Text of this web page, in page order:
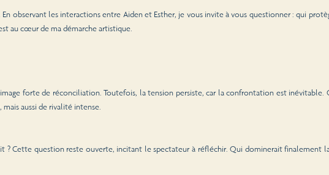
observant les interactions entre Aiden et Esther, je vous invite à vous questionner : qui
au cœur de ma démarche artistique.
forte de réconciliation. Toutefois, la tension persiste, car la confrontation est inévitable.
aussi de rivalité intense.
? Cette question reste ouverte, incitant le spectateur à réfléchir. Qui dominerait finalement